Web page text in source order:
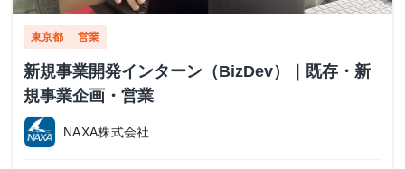
東京都 営業
新規事業開発インターン（BizDev）｜既存・新
規事業企画・営業
NAXA株式会社